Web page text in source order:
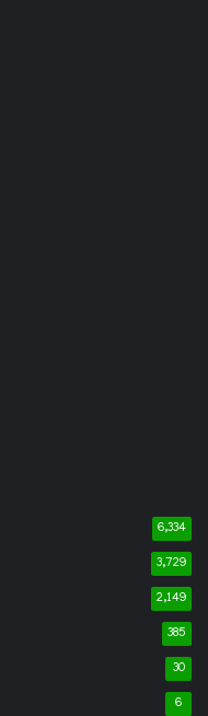
6,334
3,729
2,149
385
30
6